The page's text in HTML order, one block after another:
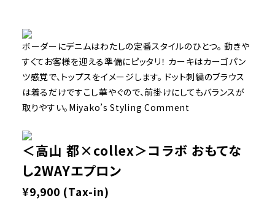
ボーダーにデニムはわたしの定番スタイルのひとつ。 動きや
すくてお客様を迎える準備にピッタリ！ カーキはカーゴパン
ツ感覚で、トップスをイメージします。 ドット刺繍のブラウス
は着るだけですこし華やぐので、前掛けにしてもバランスが
取りやすい。Miyako’s Styling Comment
＜高山 都×collex＞コラボ おもてな
し2WAYエプロン
¥9,900 (Tax-in)